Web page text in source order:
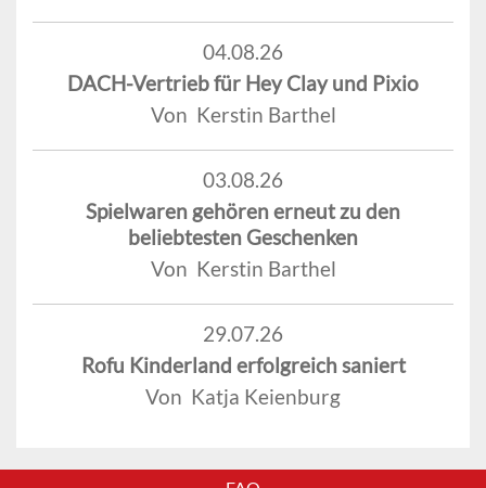
04.08.26
DACH-Vertrieb für Hey Clay und Pixio
Von Kerstin Barthel
03.08.26
Spielwaren gehören erneut zu den
beliebtesten Geschenken
Von Kerstin Barthel
29.07.26
Rofu Kinderland erfolgreich saniert
Von Katja Keienburg